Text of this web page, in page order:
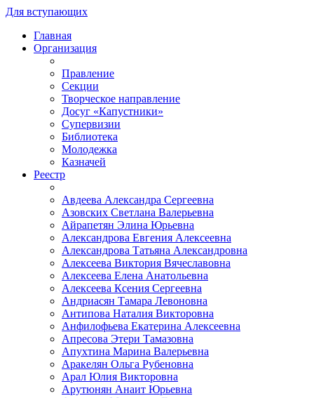
Для вступающих
Главная
Организация
Правление
Секции
Творческое направление
Досуг «Капустники»
Супервизии
Библиотека
Молодежка
Казначей
Реестр
Авдеева Александра Сергеевна
Азовских Светлана Валерьевна
Айрапетян Элина Юрьевна
Александрова Евгения Алексеевна
Александрова Татьяна Александровна
Алексеева Виктория Вячеславовна
Алексеева Елена Анатольевна
Алексеева Ксения Сергеевна
Андриасян Тамара Левоновна
Антипова Наталия Викторовна
Анфилофьева Екатерина Алексеевна
Апресова Этери Тамазовна
Апухтина Марина Валерьевна
Аракелян Ольга Рубеновна
Арал Юлия Викторовна
Арутюнян Анаит Юрьевна